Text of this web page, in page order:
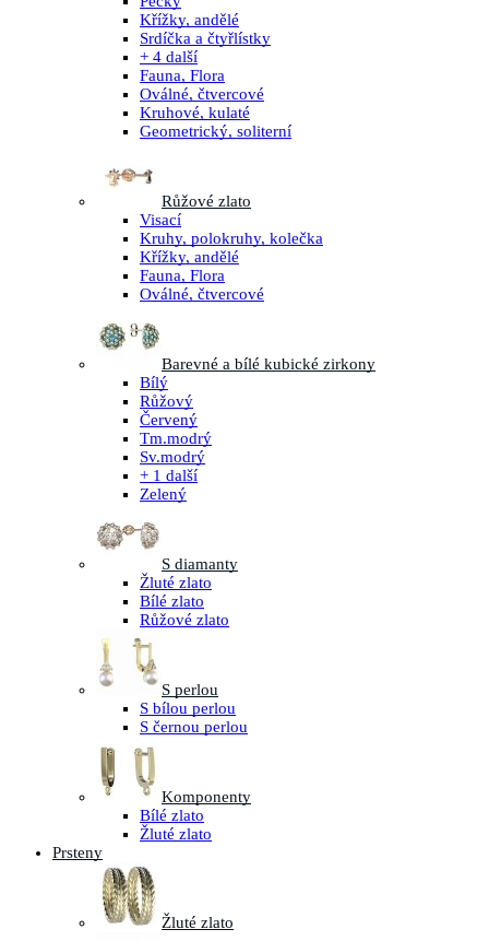
Křížky, andělé
Srdíčka a čtyřlístky
+ 4 další
Fauna, Flora
Oválné, čtvercové
Kruhové, kulaté
Geometrický, soliterní
Růžové zlato
Visací
Kruhy, polokruhy, kolečka
Křížky, andělé
Fauna, Flora
Oválné, čtvercové
Barevné a bílé kubické zirkony
Bílý
Růžový
Červený
Tm.modrý
Sv.modrý
+ 1 další
Zelený
S diamanty
Žluté zlato
Bílé zlato
Růžové zlato
S perlou
S bílou perlou
S černou perlou
Komponenty
Bílé zlato
Žluté zlato
Prsteny
Žluté zlato